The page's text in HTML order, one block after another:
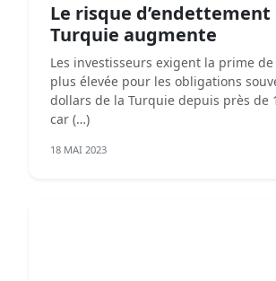
Le risque d’endettement
Turquie augmente
Les investisseurs exigent la prime
plus élevée pour les obligations
dollars de la Turquie depuis près de
car (…)
18 MAI 2023